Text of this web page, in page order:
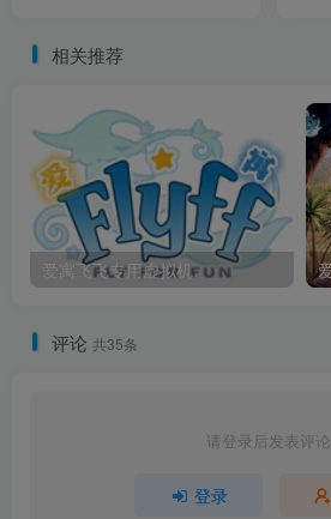
相关推荐
爱寓飞飞专用虚拟机
评论 共35条
请登录后发表评论
登录